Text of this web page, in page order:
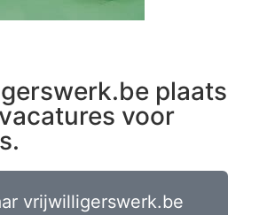
plaats
voor
vrijwilligerswerk.be